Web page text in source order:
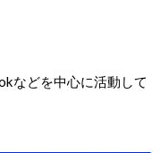
などを中心に活動して